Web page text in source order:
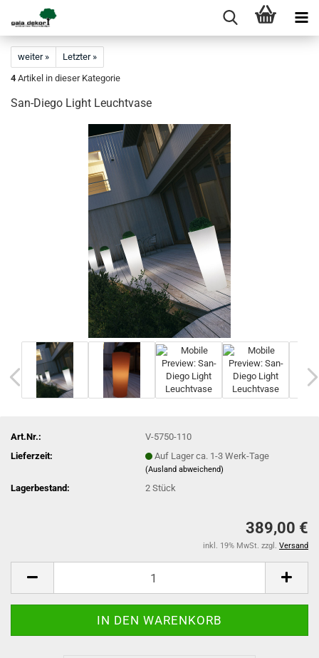
weiter »
Letzter »
4 Artikel in dieser Kategorie
San-Diego Light Leuchtvase
Art.Nr.:
V-5750-110
Lieferzeit:
Auf Lager ca. 1-3 Werk-Tage
(Ausland abweichend)
Lagerbestand: 2Stück
389,00 €
inkl. 19% MwSt. zzgl. Versand